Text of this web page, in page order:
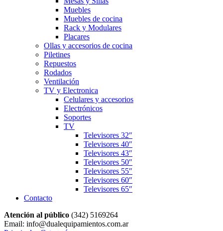
Muebles
Muebles de cocina
Rack y Modulares
Placares
Ollas y accesorios de cocina
Piletines
Repuestos
Rodados
Ventilación
TV y Electronica
Celulares y accesorios
Electrónicos
Soportes
TV
Televisores 32″
Televisores 40″
Televisores 43″
Televisores 50″
Televisores 55″
Televisores 60″
Televisores 65″
Contacto
Atención al público (342) 5169264
Email: info@dualequipamientos.com.ar